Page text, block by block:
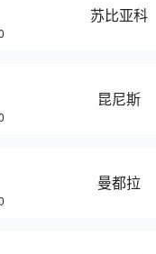
苏比亚科
昆尼斯
曼都拉